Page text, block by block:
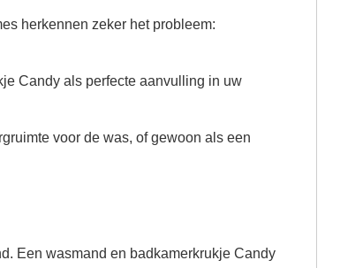
herkennen zeker het probleem:
Candy als perfecte aanvulling in uw
voor de was, of gewoon als een
Een wasmand en badkamerkrukje Candy